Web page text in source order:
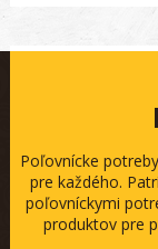
Poľovnícke
pre každého.
poľovníckymi
produktov pre